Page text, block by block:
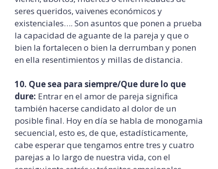
seres queridos, vaivenes económicos y
existenciales…. Son asuntos que ponen a prueba
la capacidad de aguante de la pareja y que o
bien la fortalecen o bien la derrumban y ponen
en ella resentimientos y millas de distancia.
10. Que sea para siempre/Que dure lo que
dure: Entrar en el amor de pareja significa
también hacerse candidato al dolor de un
posible final. Hoy en día se habla de monogamia
secuencial, esto es, de que, estadísticamente,
cabe esperar que tengamos entre tres y cuatro
parejas a lo largo de nuestra vida, con el